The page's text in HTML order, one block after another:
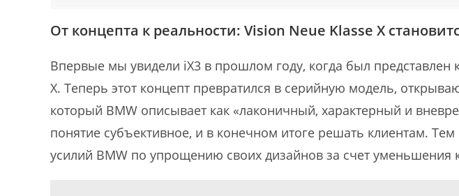
От концепта к реальности: Vision Neue Klasse X
Впервые мы увидели iX3 в прошлом году, когда был представлен
X. Теперь этот концепт превратился в серийную модель,
который BMW описывает как «лаконичный, характерный и
понятие субъективное, и в конечном итоге решать клиентам.
усилий BMW по упрощению своих дизайнов за счет уменьшения